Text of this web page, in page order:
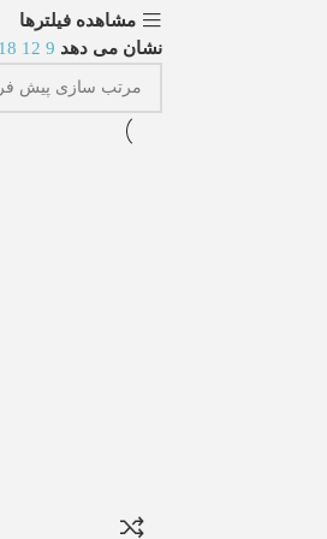
مشاهده فیلترها
نشان می دهد 9
12